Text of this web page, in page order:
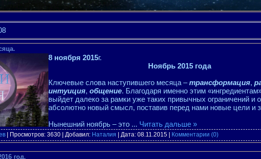
8 ноября 2015г.
Ноябрь 2015 года
Ключевые слова наступившего месяца –трансформация,
интуиция, общение. Благодаря именно этим
выйдет далеко за рамки уже таких привычных ограничений и
абсолютно новый смысл, поставив перед нами новые цели и
Нынешний ноябрь – это ... Читать дальше »
| Просмотров: 3630 | Добавил: Наталия | Дата: 08.11.2015 Комментарии (0)
год.